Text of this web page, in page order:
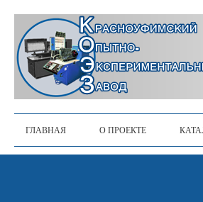
ГЛАВНАЯ О ПРОЕКТЕ